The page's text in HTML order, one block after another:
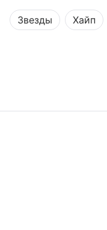
Звезды Хайп